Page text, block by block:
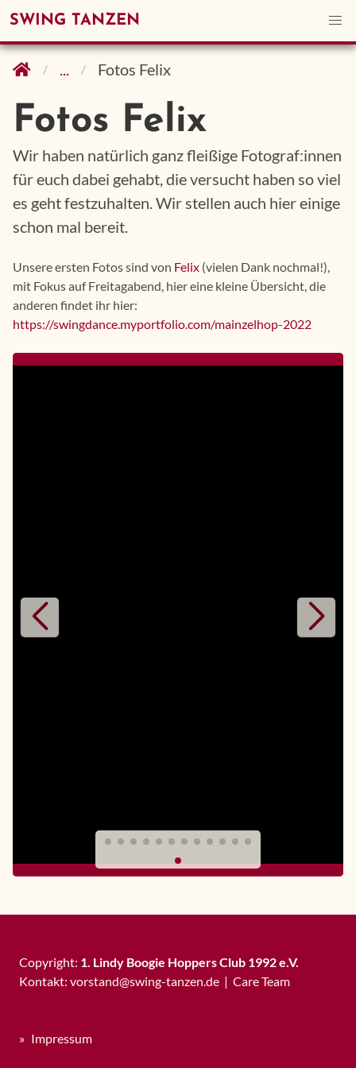
SWING TANZEN
... Fotos Felix
Fotos Felix
Wir haben natürlich ganz fleißige Fotograf:innen
für euch dabei gehabt, die versucht haben so viel
es geht festzuhalten. Wir stellen auch hier einige
schon mal bereit.
Unsere ersten Fotos sind von Felix (vielen Dank nochmal!),
mit Fokus auf Freitagabend, hier eine kleine Übersicht, die
anderen findet ihr hier:
https://swingdance.myportfolio.com/mainzelhop-2022
Copyright: 1. Lindy Boogie Hoppers Club 1992 e.V.
Kontakt: vorstand@swing-tanzen.de | Care Team
Impressum